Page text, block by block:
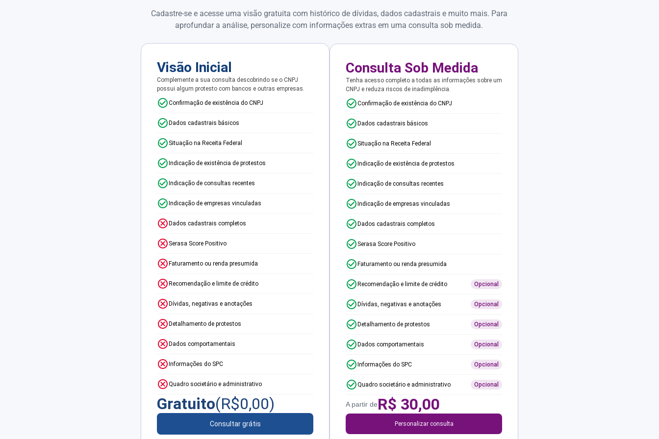
Cadastre-se e acesse uma visão gratuita com histórico de dívidas, dados cadastrais e muito mais. Para
aprofundar a análise, personalize com informações extras em uma consulta sob medida.
Visão Inicial
Complemente a sua consulta descobrindo se o CNPJ
possui algum protesto com bancos e outras empresas.
Confirmação de existência do CNPJ
Dados cadastrais básicos
Situação na Receita Federal
Indicação de existência de protestos
Indicação de consultas recentes
Indicação de empresas vinculadas
Dados cadastrais completos
Serasa Score Positivo
Faturamento ou renda presumida
Recomendação e limite de crédito
Dívidas, negativas e anotações
Detalhamento de protestos
Dados comportamentais
Informações do SPC
Quadro societário e administrativo
Gratuito(R$0,00)
Consultar grátis
Consulta Sob Medida
Tenha acesso completo a todas as informações sobre um
CNPJ e reduza riscos de inadimplência.
Confirmação de existência do CNPJ
Dados cadastrais básicos
Situação na Receita Federal
Indicação de existência de protestos
Indicação de consultas recentes
Indicação de empresas vinculadas
Dados cadastrais completos
Serasa Score Positivo
Faturamento ou renda presumida
Recomendação e limite de crédito Opcional
Dívidas, negativas e anotações Opcional
Detalhamento de protestos Opcional
Dados comportamentais Opcional
Informações do SPC Opcional
Quadro societário e administrativo Opcional
A partir deR$ 30,00
Personalizar consulta